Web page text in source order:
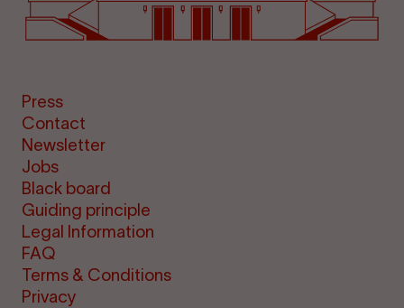
Press
Contact
Newsletter
Jobs
Black board
Guiding principle
Legal Information
FAQ
Terms & Conditions
Privacy